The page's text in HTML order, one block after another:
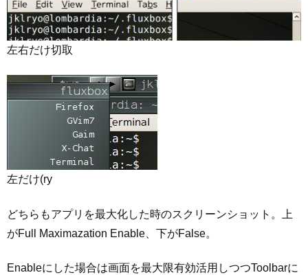
左右だけ切取
左だけ(ry
どちらもアプリを最大化した時のスクリーンショット。上
がFull Maximazation Enable、下がFalse。
Enableにした場合は画面を最大限有効活用しつつToolbarに